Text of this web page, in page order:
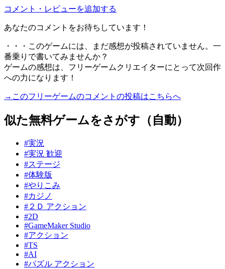
コメント・レビューを追加する
あなたのコメントをお待ちしています！
・・・このゲームには、まだ感想が投稿されていません。一
番乗りで書いてみませんか？
ゲームの感想は、フリーゲームクリエイターにとって次回作
への力になります！
→このフリーゲームのコメントの投稿はこちらへ
似た無料ゲームをさがす（自動）
#実況
#実況 歓迎
#ステージ
#体験版
#やりこみ
#カジノ
#２Ｄ アクション
#2D
#GameMaker Studio
#アクション
#TS
#AI
#パズル アクション